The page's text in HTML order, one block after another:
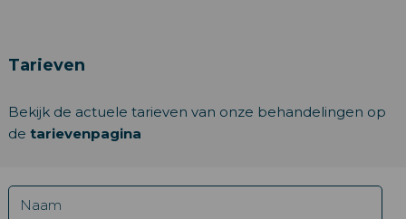
Tarieven
Bekijk de actuele tarieven van onze behandelingen op
de tarievenpagina